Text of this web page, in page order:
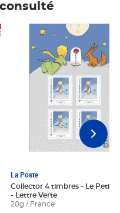
La Poste
Collector 4 timbres - Le Petit
- Lettre Verte
20g / France
Prix 6,25€ HT